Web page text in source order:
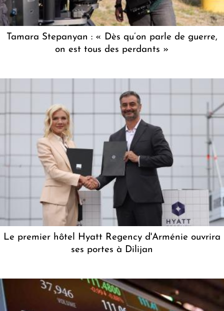
Tamara Stepanyan : « Dès qu’on parle de guerre,
on est tous des perdants »
Le premier hôtel Hyatt Regency d'Arménie ouvrira
ses portes à Dilijan